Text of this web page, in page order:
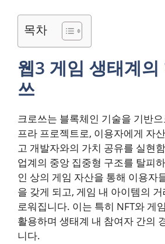
목차
웹3 게임 생태계
쓰
크로쓰는 블록체인 기술을 기반
프라 프로젝트로, 이용자에게 자
고 개발자와의 가치 공유를 실현
업계의 중앙 집중형 구조를 탈피
인 상의 게임 자산을 통해 이용자
을 갖게 되고, 게임 내 아이템의
로워집니다. 이는 특히 NFT와 게
활용하며 생태계 내 참여자 간의
니다.